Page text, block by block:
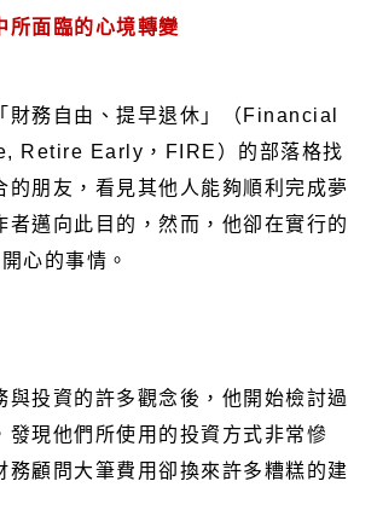
所面臨的心境轉變
財務自由、提早退休」（Financial
Retire Early，FIRE）的部落格找
的朋友，看見其他人能夠順利完成夢
者邁向此目的，然而，他卻在實行的
心的事情。
與投資的許多觀念後，他開始檢討過
發現他們所使用的投資方式非常慘
務顧問大筆費用卻換來許多糟糕的建